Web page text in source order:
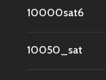
10000sat6
10050_sat